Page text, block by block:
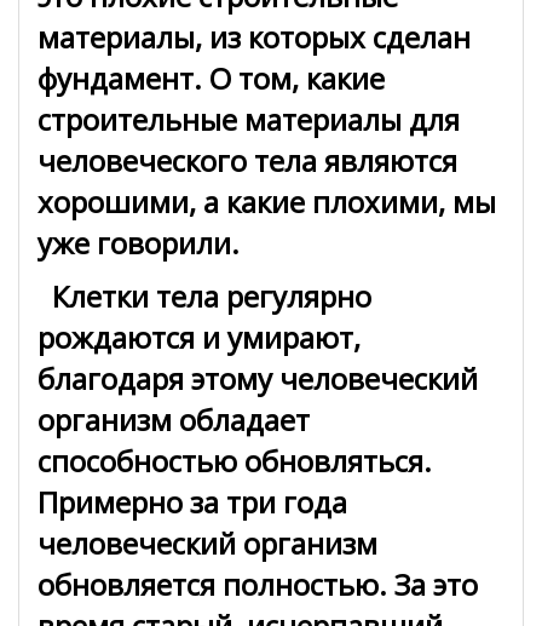
материалы, из которых сделан
фундамент. О том, какие
строительные материалы для
человеческого тела являются
хорошими, а какие плохими, мы
уже говорили.
Клетки тела регулярно
рождаются и умирают,
благодаря этому человеческий
организм обладает
способностью обновляться.
Примерно за три года
человеческий организм
обновляется полностью. За это